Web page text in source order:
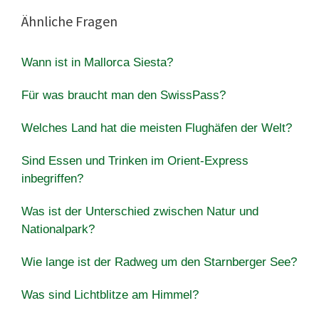
Ähnliche Fragen
Wann ist in Mallorca Siesta?
Für was braucht man den SwissPass?
Welches Land hat die meisten Flughäfen der Welt?
Sind Essen und Trinken im Orient-Express
inbegriffen?
Was ist der Unterschied zwischen Natur und
Nationalpark?
Wie lange ist der Radweg um den Starnberger See?
Was sind Lichtblitze am Himmel?